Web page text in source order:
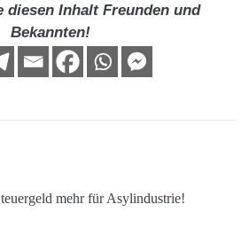
diesen Inhalt Freunden und
Bekannten!
mehr für Asylindustrie!